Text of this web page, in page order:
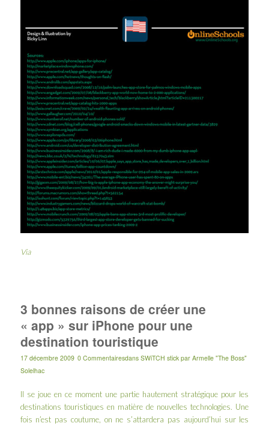
Via
3 bonnes raisons de créer une
« app » sur iPhone pour une
destination touristique
17 décembre 2009 0 Commentairesdans SWiTCH stick par Armelle "The Boss"
Solelhac
Il se joue en ce moment une partie hautement stratégique pour les
destinations touristiques en matière de nouvelles technologies. Une
fois n’est pas coutume, on ne s’attardera pas aujourd’hui sur les